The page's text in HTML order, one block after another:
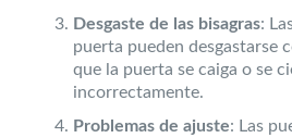
Desgaste de las bisagras:
puerta pueden desgastarse
que la puerta se caiga o se
incorrectamente.
Problemas de ajuste: Las